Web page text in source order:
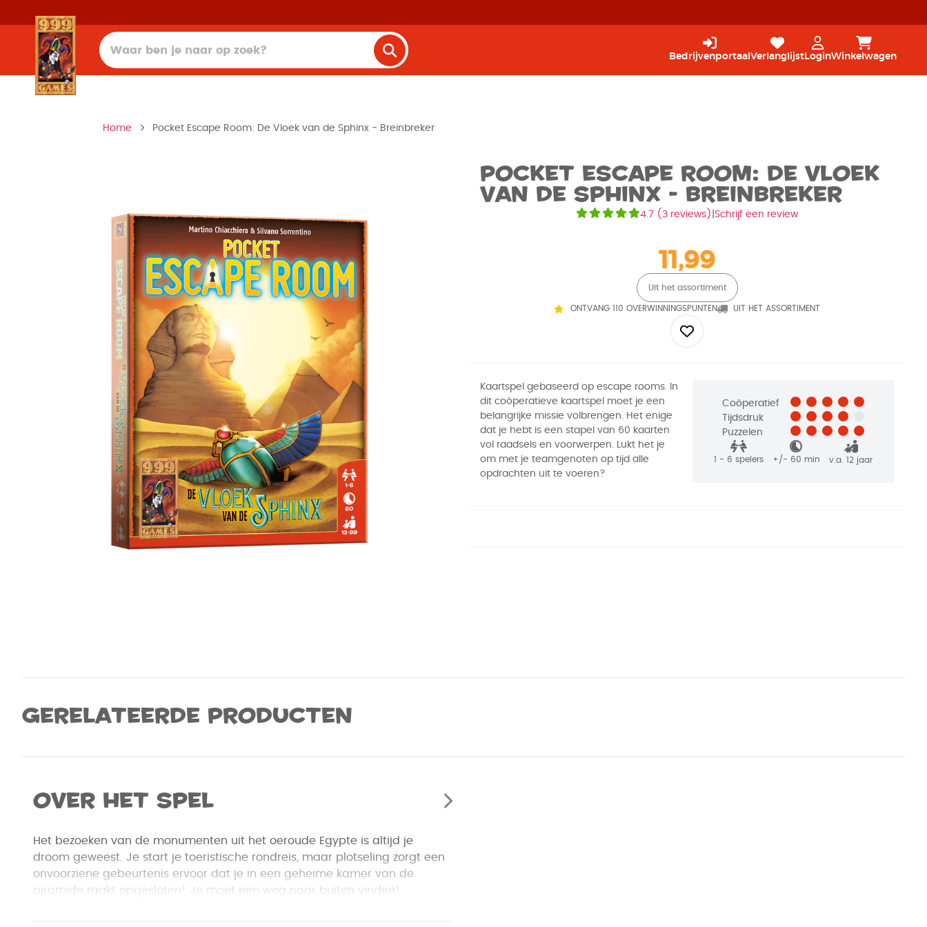
Bedrijvenportaal Verlanglijst LoginWinkelwagen
Home Pocket Escape Room: De Vloek van de Sphinx - Breinbreker
Pocket Escape Room: De Vloek
van de Sphinx - Breinbreker
4.7 ( 3 reviews) Schrijf een review
11,99
Uit het assortiment
ONTVANG 110 OVERWINNINGSPUNTEN UIT HET ASSORTIMENT
Kaartspel gebaseerd op escape rooms. In
dit coöperatieve kaartspel moet je een
belangrijke missie volbrengen. Het enige
dat je hebt is een stapel van 60 kaarten
vol raadsels en voorwerpen. Lukt het je
om met je teamgenoten op tijd alle
opdrachten uit te voeren?
Coöperatief
Tijdsdruk
Puzzelen
1 - 6 spelers +/- 60 min v.a. 12 jaar
Gerelateerde producten
Over het spel
Het bezoeken van de monumenten uit het oeroude Egypte is altijd je
droom geweest. Je start je toeristische rondreis, maar plotseling zorgt een
onvoorziene gebeurtenis ervoor dat je in een geheime kamer van de
piramide raakt opgesloten! Je moet een weg naar buiten vinden!